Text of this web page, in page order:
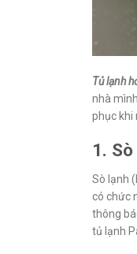
Tủ lạnh
nhà
phục khi
1.
Sò lạnh
có chức
thông
tủ lạnh